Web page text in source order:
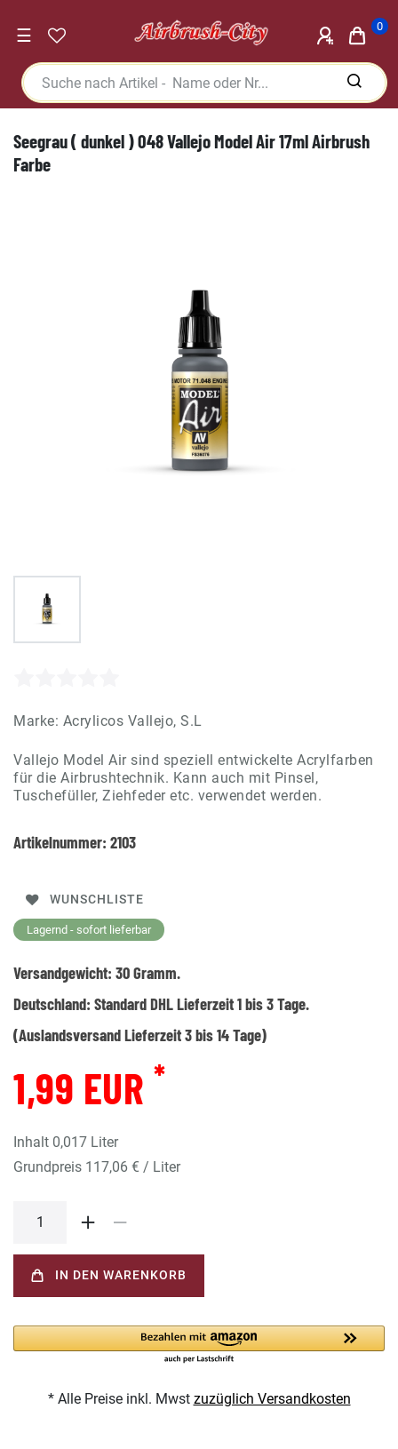
☰ 0
Seegrau ( dunkel ) 048 Vallejo Model Air 17ml Airbrush
Farbe
Marke: Acrylicos Vallejo, S.L
Vallejo Model Air sind speziell entwickelte Acrylfarben
für die Airbrushtechnik. Kann auch mit Pinsel,
Tuschefüller, Ziehfeder etc. verwendet werden.
Artikelnummer: 2103
WUNSCHLISTE
Lagernd - sofort lieferbar
Versandgewicht: 30Gramm.
Deutschland: Standard DHL Lieferzeit 1 bis 3 Tage.
(Auslandsversand Lieferzeit 3 bis 14 Tage)
1,99 EUR *
Inhalt 0,017 Liter
Grundpreis 117,06 € / Liter
IN DEN WARENKORB
* Alle Preise inkl. Mwst zuzüglich Versandkosten